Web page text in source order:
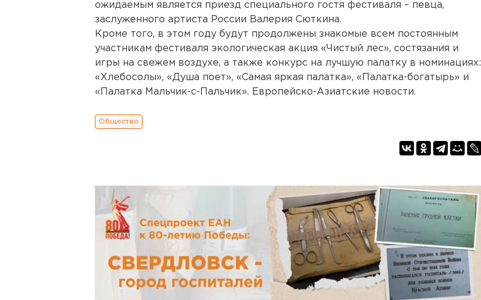
ожидаемым является приезд специального гостя фестиваля – певца,
заслуженного артиста России Валерия Сюткина.
Кроме того, в этом году будут продолжены знакомые всем постоянным
участникам фестиваля экологическая акция «Чистый лес», состязания и
игры на свежем воздухе, а также конкурс на лучшую палатку в номинациях:
«Хлебосолы», «Душа поет», «Самая яркая палатка», «Палатка-богатырь» и
«Палатка Мальчик-с-Пальчик». Европейско-Азиатские новости.
Общество